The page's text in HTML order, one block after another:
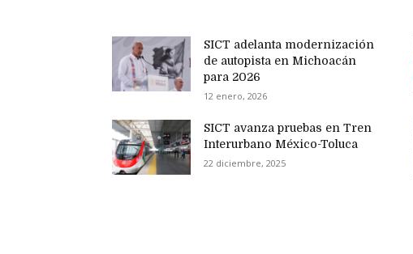
SICT adelanta modernización
de autopista en Michoacán
para 2026
12 enero, 2026
SICT avanza pruebas en Tren
Interurbano México-Toluca
22 diciembre, 2025